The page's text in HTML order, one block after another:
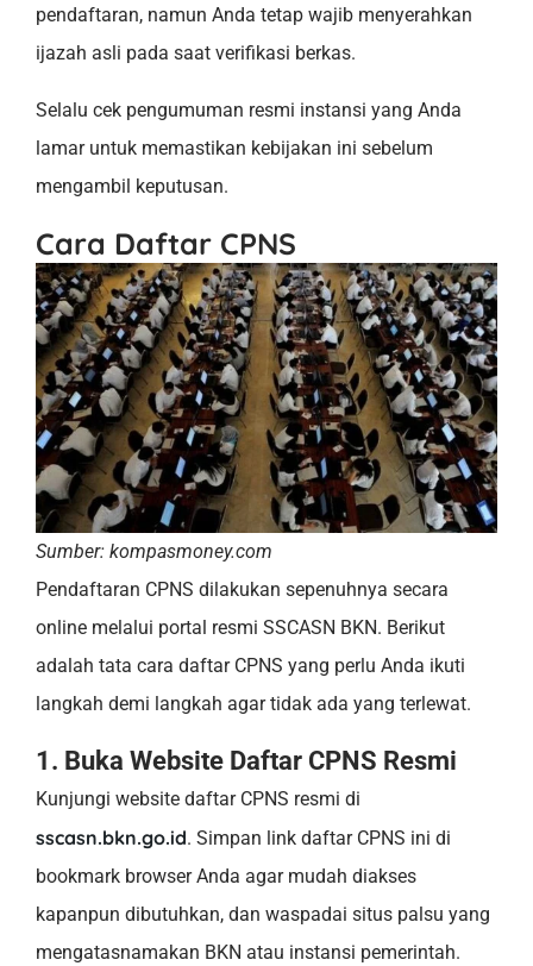
pendaftaran, namun Anda tetap wajib menyerahkan
ijazah asli pada saat verifikasi berkas.
Selalu cek pengumuman resmi instansi yang Anda
lamar untuk memastikan kebijakan ini sebelum
mengambil keputusan.
Cara Daftar CPNS
Sumber: kompasmoney.com
Pendaftaran CPNS dilakukan sepenuhnya secara
online melalui portal resmi SSCASN BKN. Berikut
adalah tata cara daftar CPNS yang perlu Anda ikuti
langkah demi langkah agar tidak ada yang terlewat.
1. Buka Website Daftar CPNS Resmi
Kunjungi website daftar CPNS resmi di
sscasn.bkn.go.id. Simpan link daftar CPNS ini di
bookmark browser Anda agar mudah diakses
kapanpun dibutuhkan, dan waspadai situs palsu yang
mengatasnamakan BKN atau instansi pemerintah.